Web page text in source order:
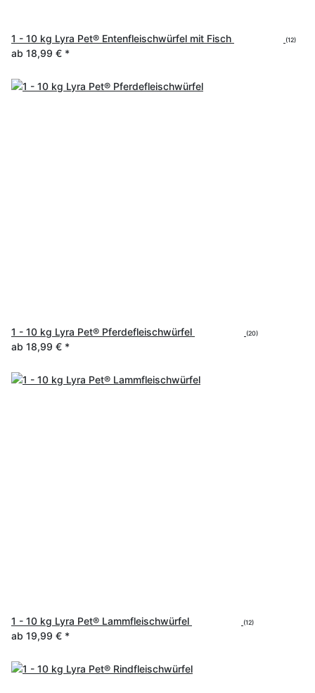
1 - 10 kg Lyra Pet® Entenfleischwürfel mit Fisch (12)
ab 18,99 € *
1 - 10 kg Lyra Pet® Pferdefleischwürfel (20)
ab 18,99 € *
1 - 10 kg Lyra Pet® Lammfleischwürfel (12)
ab 19,99 € *